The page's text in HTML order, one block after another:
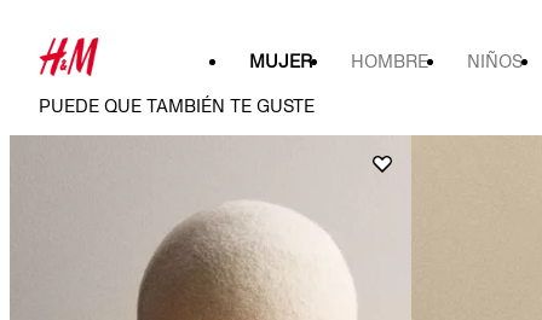
MUJER HOMBRE NIÑOS
PUEDE QUE TAMBIÉN TE GUSTE